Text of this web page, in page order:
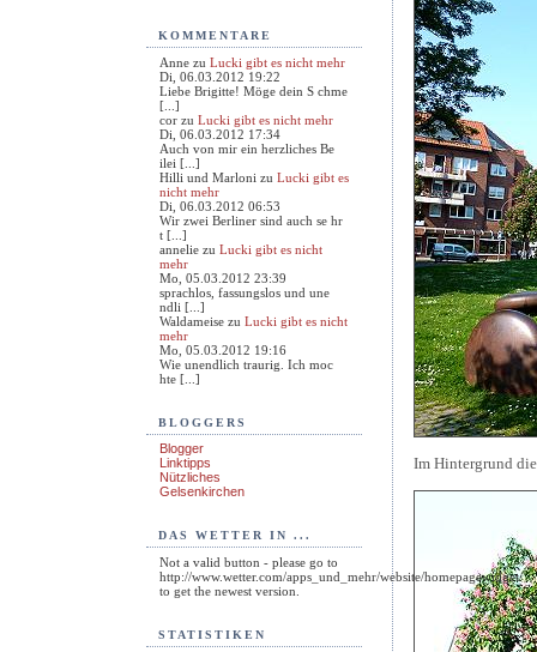
KOMMENTARE
Anne zu Lucki gibt es nicht mehr
Di, 06.03.2012 19:22
Liebe Brigitte! Möge dein S chme
[...]
cor zu Lucki gibt es nicht mehr
Di, 06.03.2012 17:34
Auch von mir ein herzliches Be
ilei [...]
Hilli und Marloni zu Lucki gibt es
nicht mehr
Di, 06.03.2012 06:53
Wir zwei Berliner sind auch se hr
t [...]
annelie zu Lucki gibt es nicht
mehr
Mo, 05.03.2012 23:39
sprachlos, fassungslos und une
ndli [...]
Waldameise zu Lucki gibt es nicht
mehr
Mo, 05.03.2012 19:16
Wie unendlich traurig. Ich moc
hte [...]
BLOGGERS
Blogger
Linktipps
Nützliches
Gelsenkirchen
DAS WETTER IN ...
Not a valid button - please go to
http://www.wetter.com/apps_und_mehr/website/homepagewidget/
to get the newest version.
STATISTIKEN
Im Hintergrund